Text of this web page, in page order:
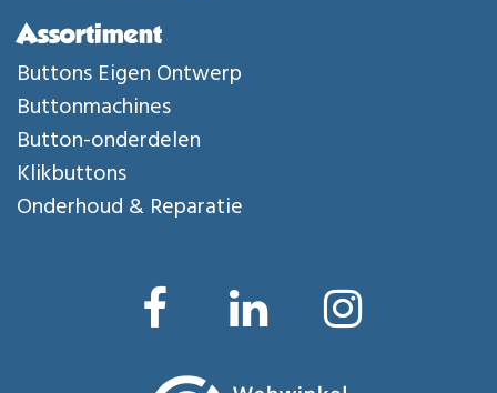
Assortiment
Buttons Eigen Ontwerp
Buttonmachines
Button-onderdelen
Klikbuttons
Onderhoud & Reparatie